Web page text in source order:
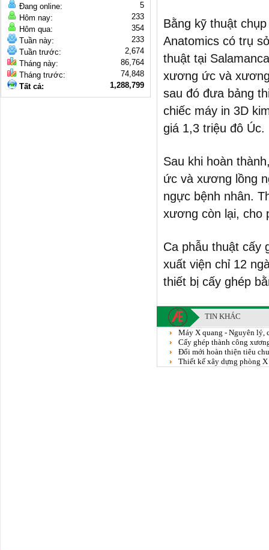
Đang online:
5
Hôm nay:
233
Hôm qua:
354
Tuần này:
233
Tuần trước:
2,674
Tháng này:
86,764
Tháng trước:
74,848
Tất cả:
1,288,799
Bằng kỹ thuật
Anatomics có trụ
thuật tại
xương ức và
sau đó đưa bảng
chiếc máy in 3D
giá 1,3 triệu đô Úc.
Sau khi hoàn
ức và xương lồng
ngực bệnh nhân.
xương còn lại, cho
Ca phẫu thuật cấy
xuất viện chỉ 12
thiết bị cấy ghép
TIN KHÁC
Máy X quang - Nguyên lý,
Cấy ghép thành công
Đổi mới hoàn thiện tiêu
Thiết kế xây dựng phòng